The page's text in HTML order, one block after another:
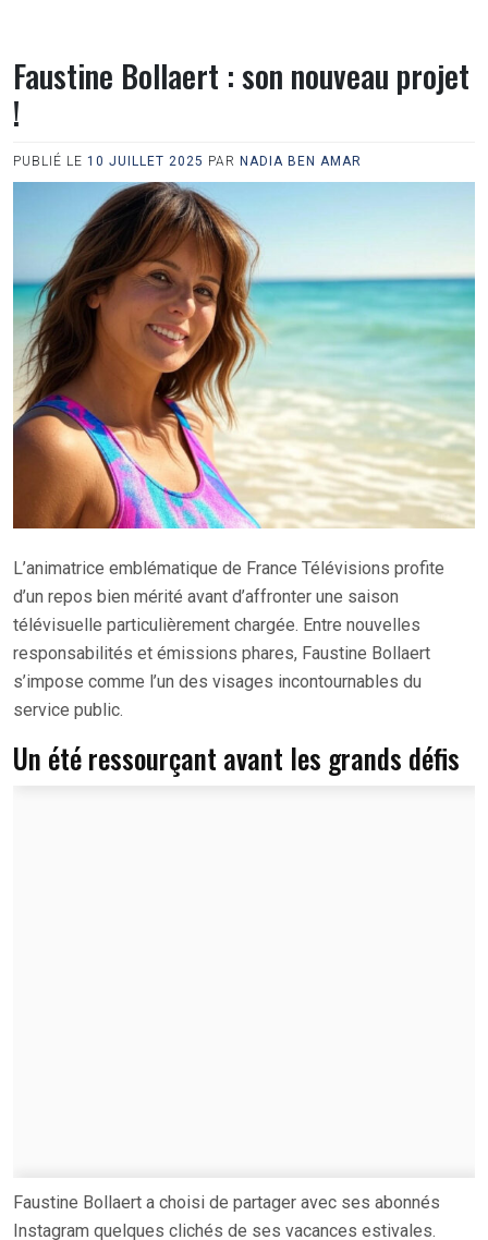
Faustine Bollaert : son nouveau projet
!
PUBLIÉ LE 10 JUILLET 2025 PAR NADIA BEN AMAR
L’animatrice emblématique de France Télévisions profite
d’un repos bien mérité avant d’affronter une saison
télévisuelle particulièrement chargée. Entre nouvelles
responsabilités et émissions phares, Faustine Bollaert
s’impose comme l’un des visages incontournables du
service public.
Un été ressourçant avant les grands défis
Faustine Bollaert a choisi de partager avec ses abonnés
Instagram quelques clichés de ses vacances estivales.